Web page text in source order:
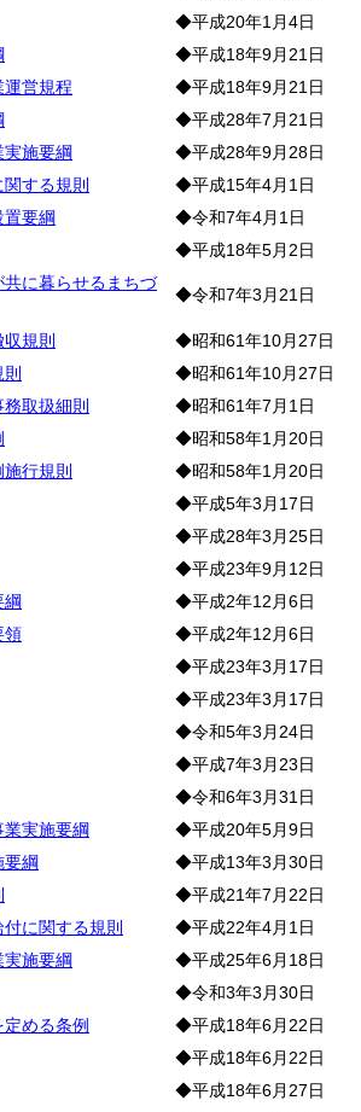
◆平成20年1月4日
◆平成18年9月21日
運営規程
◆平成18年9月21日
◆平成28年7月21日
施要綱
◆平成28年9月28日
する規則
◆平成15年4月1日
要綱
◆令和7年4月1日
◆平成18年5月2日
に暮らせるまちづ
◆令和7年3月21日
規則 ◆昭和61年10月27日
◆昭和61年10月27日
取扱細則
◆昭和61年7月1日
◆昭和58年1月20日
行規則
◆昭和58年1月20日
◆平成5年3月17日
◆平成28年3月25日
◆平成23年9月12日
◆平成2年12月6日
領
◆平成2年12月6日
◆平成23年3月17日
◆平成23年3月17日
◆令和5年3月24日
◆平成7年3月23日
◆令和6年3月31日
実施要綱
◆平成20年5月9日
綱
◆平成13年3月30日
◆平成21年7月22日
に関する規則
◆平成22年4月1日
施要綱
◆平成25年6月18日
◆令和3年3月30日
める条例
◆平成18年6月22日
◆平成18年6月22日
◆平成18年6月27日